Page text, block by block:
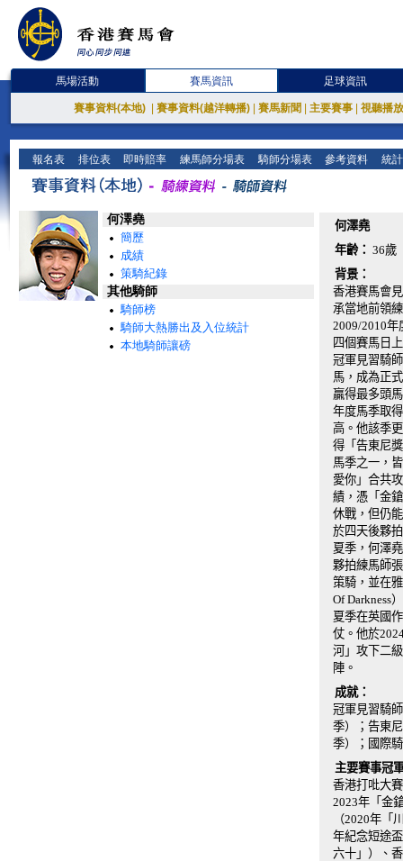
馬場活動 賽馬資訊 足球資訊
賽事資料(本地) 賽事資料(越洋轉播) 賽馬新聞 主要賽事 視聽播
報名表 排位表 即時賠率 練馬師分場表 騎師分場表 參考資料 統
何澤堯
簡歷
成績
策騎紀錄
其他騎師
騎師榜
騎師大熱勝出及入位統計
本地騎師讓磅
何澤堯
年齡： 36歲
背景：
香港賽馬會
承當地前領
2009/2010
四個賽馬日
冠軍見習騎
馬，成為正
贏得最多頭
年度馬季取
高。他該季
得「告東尼
馬季之一，
愛你」合共
績，憑「金
休戰，但仍
於四天後夥
夏季，何澤
夥拍練馬師
策騎，並在
Of Darkness
夏季在英國
仗。他於
河」攻下二
陣。
成就：
冠軍見習騎
季）；告東
季）；國際
主要賽事冠
香港打吡大
2023年「金
（2020年「
年紀念短途
六十」）、